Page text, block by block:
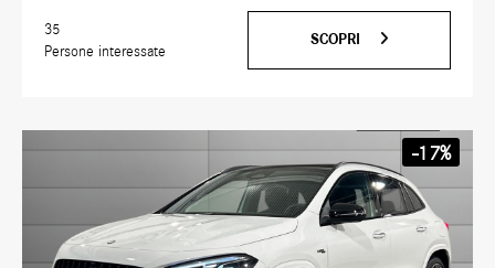
35
Persone interessate
SCOPRI
-17%